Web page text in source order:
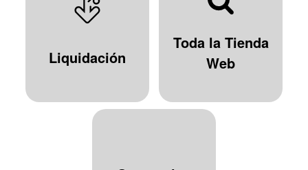
Liquidación
Toda la Tienda
Web